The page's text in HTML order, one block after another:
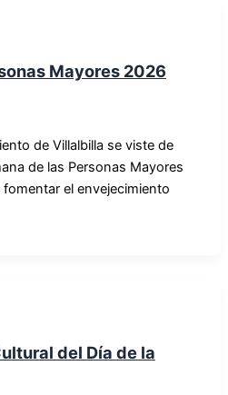
Mayores 2026
de Villalbilla se viste de
de las Personas Mayores
el envejecimiento
del Día de la